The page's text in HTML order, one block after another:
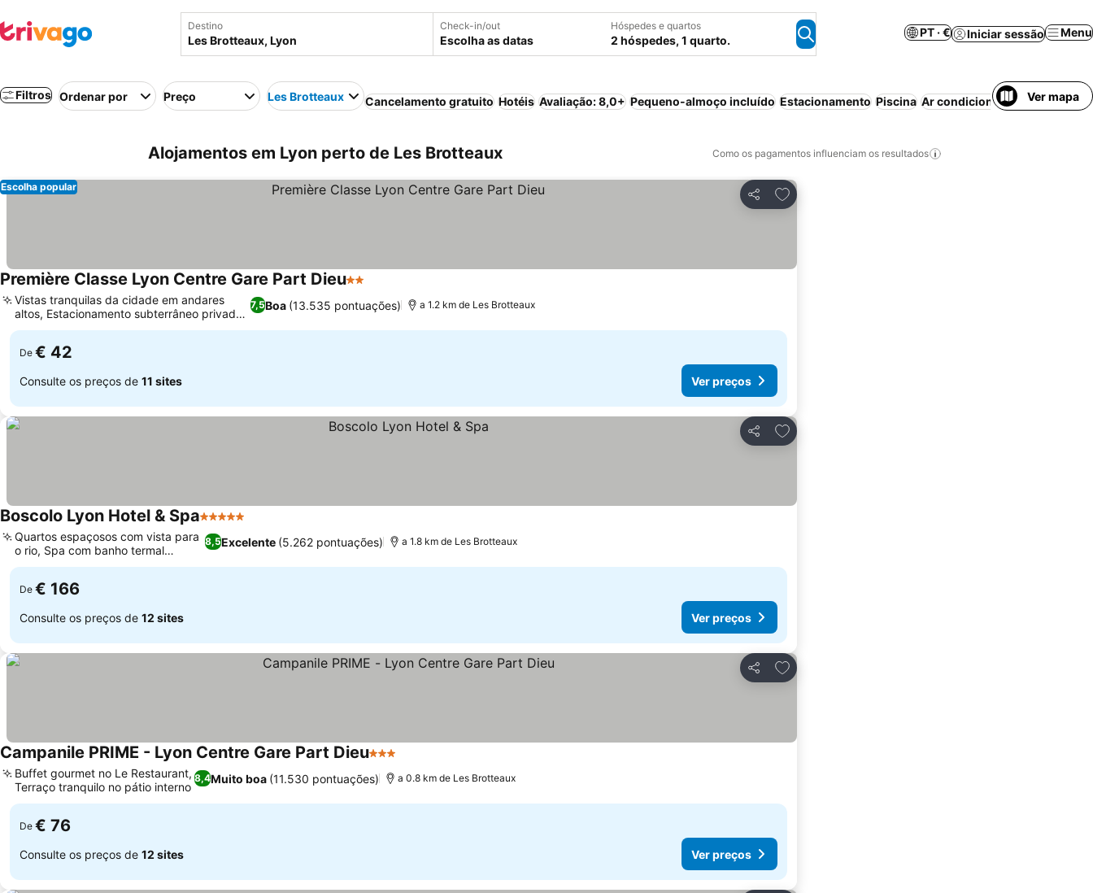
Destino Check-in/out
Escolha as datas
Hóspedes e quartos
2 hóspedes, 1 quarto.
PT · € Iniciar sessão Menu
Filtros Ordenar por Preço Les Brotteaux Cancelamento gratuito Hotéis Avaliação: 8,0+ Pequeno-almoço incluído Estacionamento Piscina Ar condicionado Aparthotel
Ver mapa
Alojamentos em Lyon perto de Les Brotteaux Como os pagamentos influenciam os resultados
Partilhar
Adicionar aos favoritos
Escolha popular
Première Classe Lyon Centre Gare Part Dieu2 Estrelas
7,5Boa (13.535 pontuações)
Vistas tranquilas da cidade em andares
altos, Estacionamento subterrâneo privado
e seguro
a 1.2 km de Les Brotteaux
De € 42
Consulte os preços de 11 sites Ver preços
Partilhar
Adicionar aos favoritos
Boscolo Lyon Hotel & Spa5 Estrelas
8,5Excelente (5.262 pontuações)
Quartos espaçosos com vista para
o rio, Spa com banho termal
romano
a 1.8 km de Les Brotteaux
De € 166
Consulte os preços de 12 sites Ver preços
Partilhar
Adicionar aos favoritos
Campanile PRIME - Lyon Centre Gare Part Dieu3 Estrelas
8,4Muito boa (11.530 pontuações)
Buffet gourmet no Le Restaurant,
Terraço tranquilo no pátio interno
a 0.8 km de Les Brotteaux
De € 76
Consulte os preços de 12 sites Ver preços